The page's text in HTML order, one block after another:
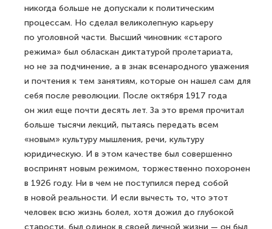
никогда больше не допускали к политическим
процессам. Но сделал великолепную карьеру
по уголовной части. Высший чиновник «старого
режима» был обласкан диктатурой пролетариата,
но не за подчинение, а в знак всенародного уважения
и почтения к тем занятиям, которые он нашел сам для
себя после революции. После октября 1917 года
он жил еще почти десять лет. За это время прочитал
больше тысячи лекций, пытаясь передать всем
«новым» культуру мышления, речи, культуру
юридическую. И в этом качестве был совершенно
воспринят новым режимом, торжественно похоронен
в 1926 году. Ни в чем не поступился перед собой
в новой реальности. И если вычесть то, что этот
человек всю жизнь болел, хотя дожил до глубокой